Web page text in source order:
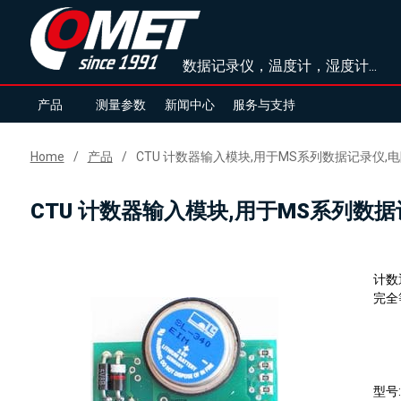
数据记录仪，温度计，湿度计...
产品 测量参数 新闻中心 服务与支持
Home 产品 CTU 计数器输入模块,用于MS系列数据记录仪,
CTU 计数器输入模块,用于MS系列数
计数
完
型号